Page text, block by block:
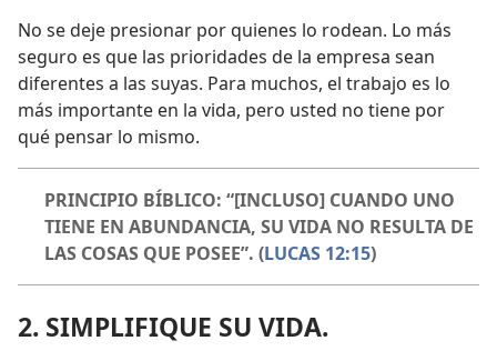
No se deje presionar por quienes lo rodean. Lo más
seguro es que las prioridades de la empresa sean
diferentes a las suyas. Para muchos, el trabajo es lo
más importante en la vida, pero usted no tiene por
qué pensar lo mismo.
PRINCIPIO BÍBLICO: “[INCLUSO] CUANDO UNO
TIENE EN ABUNDANCIA, SU VIDA NO RESULTA DE
LAS COSAS QUE POSEE”. (LUCAS 12:15)
2. SIMPLIFIQUE SU VIDA.